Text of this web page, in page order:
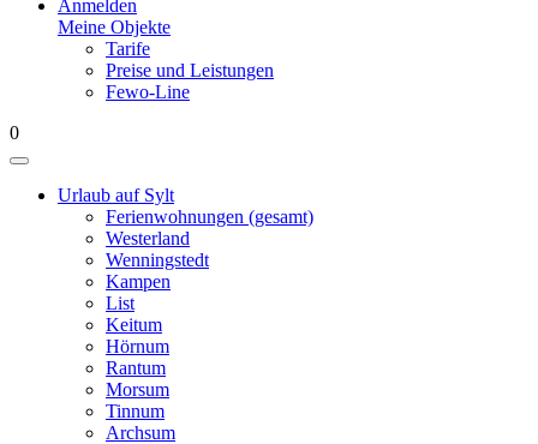
Anmelden
Meine Objekte
Tarife
Preise und Leistungen
Fewo-Line
0
Urlaub auf Sylt
Ferienwohnungen (gesamt)
Westerland
Wenningstedt
Kampen
List
Keitum
Hörnum
Rantum
Morsum
Tinnum
Archsum